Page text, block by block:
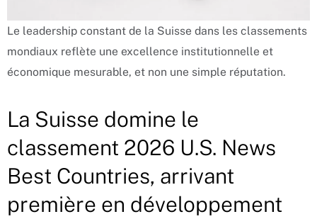
Le leadership constant de la Suisse dans les classements
mondiaux reflète une excellence institutionnelle et
économique mesurable, et non une simple réputation.
La Suisse domine le
classement 2026 U.S. News
Best Countries, arrivant
première en développement